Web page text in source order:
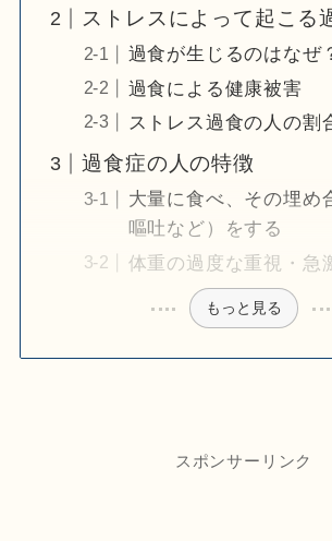
ストレスによって起こる
過食が生じるのはなぜ
過食による健康被害
ストレス過食の人の割
過食症の人の特徴
大量に食べ、その埋め
嘔吐など）をする
体重の過度な重視・急
もっと見る
スポンサーリンク